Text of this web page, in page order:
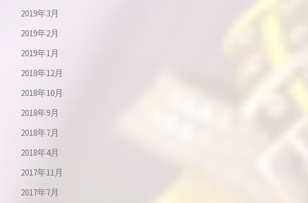
2019年3月
2019年2月
2019年1月
2018年12月
2018年10月
2018年9月
2018年7月
2018年4月
2017年11月
2017年7月